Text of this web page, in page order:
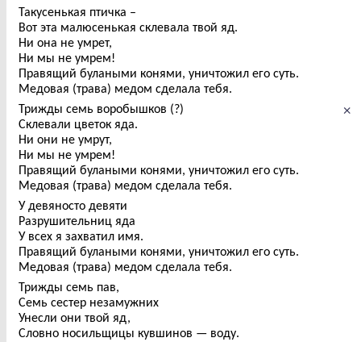
×
Такусенькая птичка –
Вот эта малюсенькая склевала твой яд.
Ни она не умрет,
Ни мы не умрем!
Правящий булаными конями, уничтожил его суть.
Медовая (трава) медом сделала тебя.
Трижды семь воробышков (?)
Склевали цветок яда.
Ни они не умрут,
Ни мы не умрем!
Правящий булаными конями, уничтожил его суть.
Медовая (трава) медом сделала тебя.
У девяносто девяти
Разрушительниц яда
У всех я захватил имя.
Правящий булаными конями, уничтожил его суть.
Медовая (трава) медом сделала тебя.
Трижды семь пав,
Семь сестер незамужних
Унесли они твой яд,
Словно носильщицы кувшинов — воду.